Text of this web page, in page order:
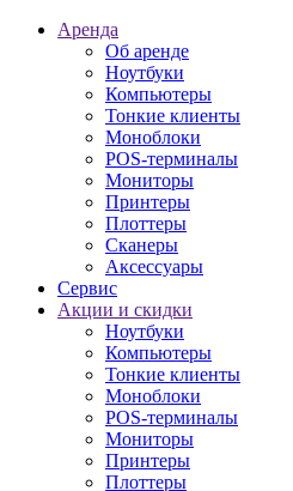
Аренда
Об аренде
Ноутбуки
Компьютеры
Тонкие клиенты
Моноблоки
POS-терминалы
Мониторы
Принтеры
Плоттеры
Сканеры
Аксессуары
Сервис
Акции и скидки
Ноутбуки
Компьютеры
Тонкие клиенты
Моноблоки
POS-терминалы
Мониторы
Принтеры
Плоттеры